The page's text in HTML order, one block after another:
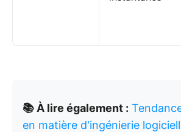
📚 À lire également :
en matière d'ingénierie